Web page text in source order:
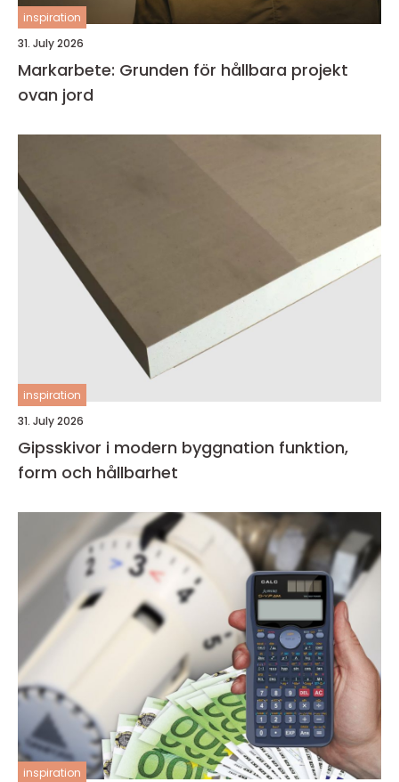
inspiration
31. July 2026
Markarbete: Grunden för hållbara projekt
ovan jord
inspiration
31. July 2026
Gipsskivor i modern byggnation funktion,
form och hållbarhet
inspiration